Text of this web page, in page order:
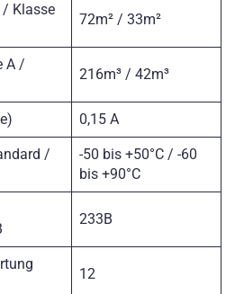
/ Klasse
72m² / 33m²
A /
216m³ / 42m³
0,15 A
/
-50 bis +50°C / -60
bis +90°C
233B
12